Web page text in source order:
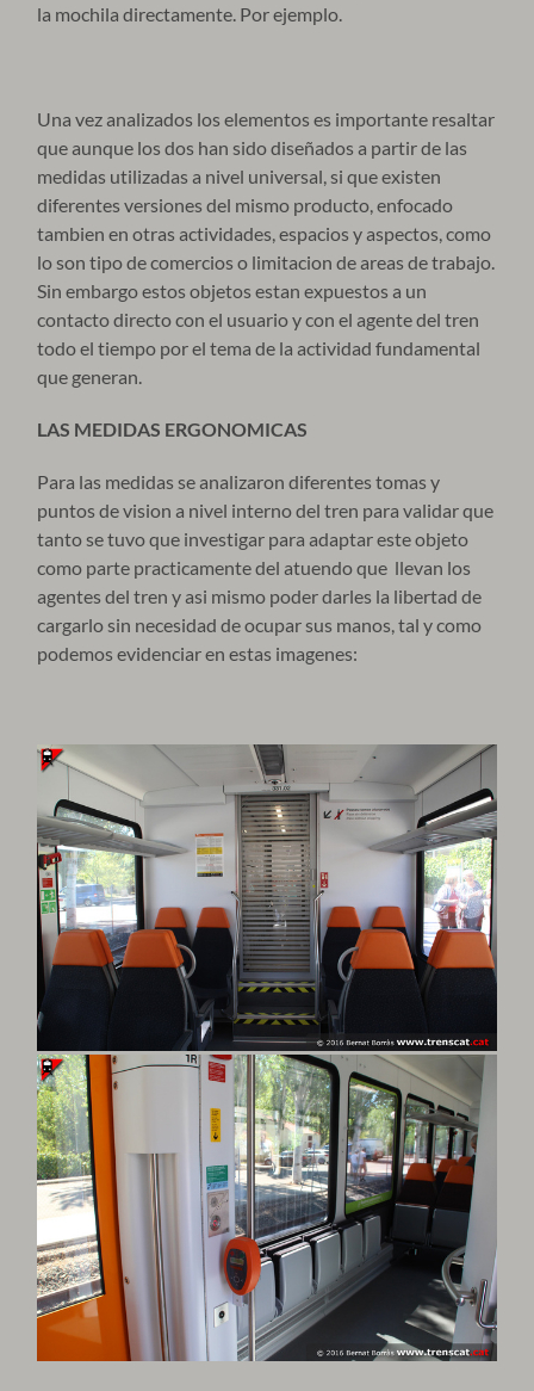
la mochila directamente. Por ejemplo.
Una vez analizados los elementos es importante resaltar
que aunque los dos han sido diseñados a partir de las
medidas utilizadas a nivel universal, si que existen
diferentes versiones del mismo producto, enfocado
tambien en otras actividades, espacios y aspectos, como
lo son tipo de comercios o limitacion de areas de trabajo.
Sin embargo estos objetos estan expuestos a un
contacto directo con el usuario y con el agente del tren
todo el tiempo por el tema de la actividad fundamental
que generan.
LAS MEDIDAS ERGONOMICAS
Para las medidas se analizaron diferentes tomas y
puntos de vision a nivel interno del tren para validar que
tanto se tuvo que investigar para adaptar este objeto
como parte practicamente del atuendo que llevan los
agentes del tren y asi mismo poder darles la libertad de
cargarlo sin necesidad de ocupar sus manos, tal y como
podemos evidenciar en estas imagenes: